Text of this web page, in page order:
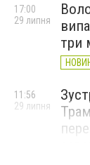
три
17:00
29 липня
11:56
29 липня